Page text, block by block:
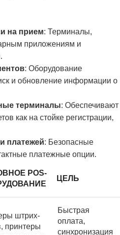
на прием: Терминалы,
приложениям и
: Оборудование
и обновление информации о
терминалы: Обеспечивают
как на стойке регистрации,
платежей: Безопасные
платежные опции.
POS-
ЦЕЛЬ
штрих-
принтеры
Быстрая
оплата,
синхронизация